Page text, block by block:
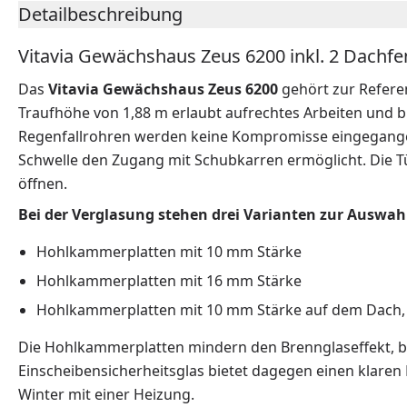
Detailbeschreibung
Vitavia Gewächshaus Zeus 6200 inkl. 2
Das Vitavia Gewächshaus Zeus 6200 gehört zur
Traufhöhe von 1,88 m erlaubt aufrechtes Arbeiten und
Regenfallrohren werden keine Kompromisse
Schwelle den Zugang mit Schubkarren ermöglicht. Die
öffnen.
Bei der Verglasung stehen drei Varianten zur
Hohlkammerplatten mit 10 mm Stärke
Hohlkammerplatten mit 16 mm Stärke
Hohlkammerplatten mit 10 mm Stärke auf dem
Die Hohlkammerplatten mindern den Brennglaseffekt,
Einscheibensicherheitsglas bietet dagegen einen
Winter mit einer Heizung.